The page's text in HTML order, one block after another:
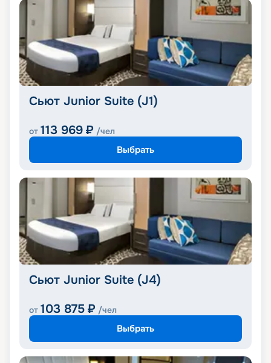
Сьют Junior Suite (J1)
от 113 969 ₽ /чел
Выбрать
Сьют Junior Suite (J4)
от 103 875 ₽ /чел
Выбрать